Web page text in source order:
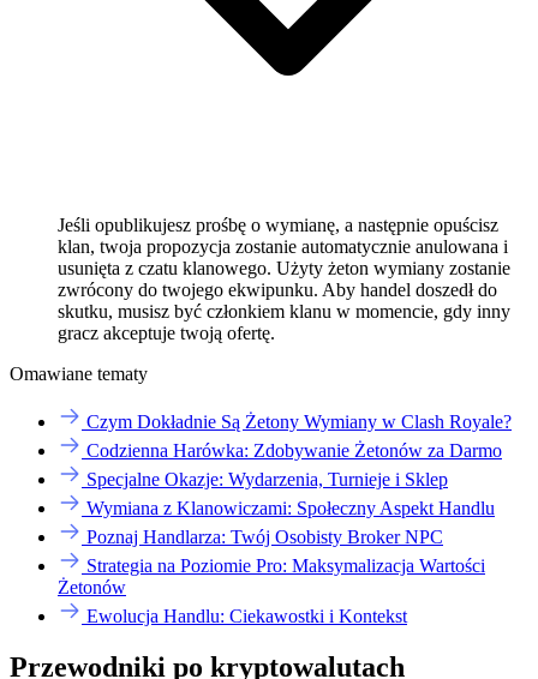
Jeśli opublikujesz prośbę o wymianę, a następnie opuścisz
klan, twoja propozycja zostanie automatycznie anulowana i
usunięta z czatu klanowego. Użyty żeton wymiany zostanie
zwrócony do twojego ekwipunku. Aby handel doszedł do
skutku, musisz być członkiem klanu w momencie, gdy inny
gracz akceptuje twoją ofertę.
Omawiane tematy
Czym Dokładnie Są Żetony Wymiany w Clash Royale?
Codzienna Harówka: Zdobywanie Żetonów za Darmo
Specjalne Okazje: Wydarzenia, Turnieje i Sklep
Wymiana z Klanowiczami: Społeczny Aspekt Handlu
Poznaj Handlarza: Twój Osobisty Broker NPC
Strategia na Poziomie Pro: Maksymalizacja Wartości
Żetonów
Ewolucja Handlu: Ciekawostki i Kontekst
Przewodniki po kryptowalutach